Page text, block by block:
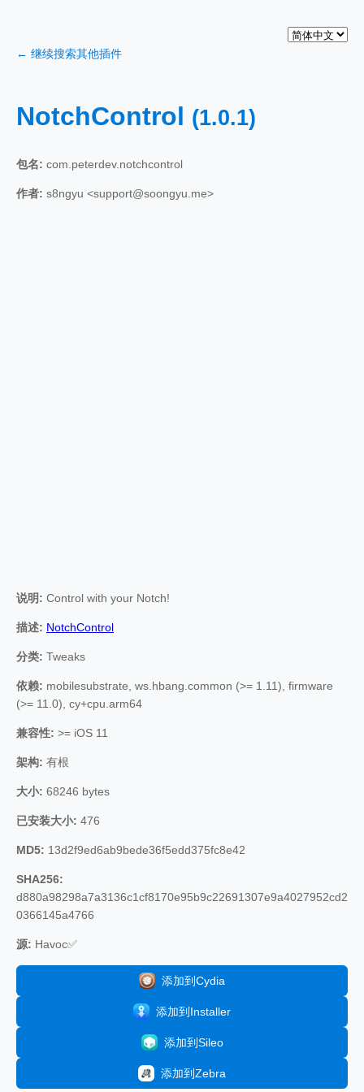
← 继续搜索其他插件
NotchControl (1.0.1)
包名: com.peterdev.notchcontrol
作者: s8ngyu <support@soongyu.me>
说明: Control with your Notch!
描述: NotchControl
分类: Tweaks
依赖: mobilesubstrate, ws.hbang.common (>= 1.11), firmware
(>= 11.0), cy+cpu.arm64
兼容性: >= iOS 11
架构: 有根
大小: 68246 bytes
已安装大小: 476
MD5: 13d2f9ed6ab9bede36f5edd375fc8e42
SHA256:
d880a98298a7a3136c1cf8170e95b9c22691307e9a4027952cd2
0366145a4766
源: Havoc✅
添加到Cydia
添加到Installer
添加到Sileo
添加到Zebra